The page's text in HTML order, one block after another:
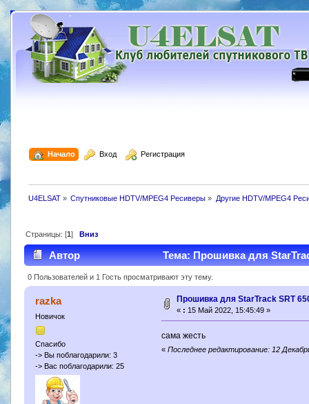
Начало Вход Регистрация
U4ELSAT» Спутниковые HDTV/MPEG4 Ресиверы » Другие HDTV/MPEG4
Страницы: [1] Вниз
Автор Тема: Прошивка для
0 Пользователей и 1 Гость просматривают эту тему.
razka
Новичок
Спасибо
-> Вы поблагодарили: 3
-> Вас поблагодарили: 25
Прошивка для StarTrack SRT
« : 15 Май 2022, 15:45:49 »
сама жесть
«Последнее редактирование: 12